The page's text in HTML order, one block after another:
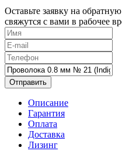
Оставьте заявку на
свяжутся с вами в рабочее
Отправить
Описание
Гарантия
Оплата
Доставка
Лизинг